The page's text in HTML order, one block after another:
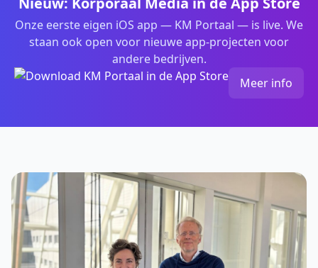
Onze eerste eigen iOS app — KM Portaal — is live. We
staan ook open voor nieuwe app-projecten voor
andere bedrijven.
Meer info